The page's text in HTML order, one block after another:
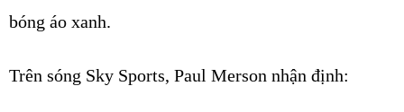
bóng áo xanh.
Trên sóng Sky Sports, Paul Merson nhận định: